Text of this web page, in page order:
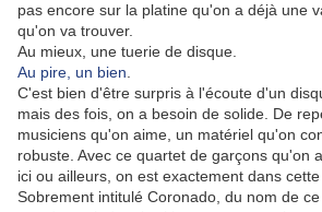
pas encore sur la platine qu'on a déjà une
qu'on va trouver.
Au mieux, une tuerie de disque.
Au pire, un bien
C'est bien d'être surpris à l'écoute d'un
mais des fois, on a besoin de solide. De
musiciens qu'on aime, un matériel qu'on
robuste. Avec ce quartet de garçons qu'on
ici ou ailleurs, on est exactement dans cette
Sobrement intitulé Coronado, du nom de